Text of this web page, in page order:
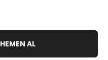
HEMEN AL